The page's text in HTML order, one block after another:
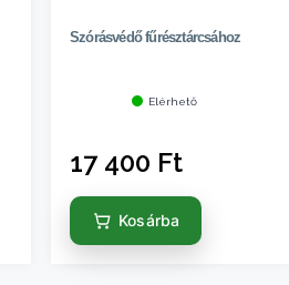
Szórásvédő fűrésztárcsához
Elérhető
17 400 Ft
Kosárba